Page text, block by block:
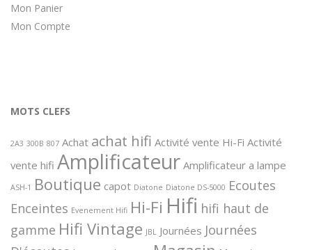
Mon Panier
Mon Compte
MOTS CLEFS
2A3 300B 807 Achat achat hifi Activité vente Hi-Fi Activité
vente hifi Amplificateur Amplificateur a lampe
ASH-1 Boutique capot Diatone Diatone DS-5000 Ecoutes
Enceintes Evenement Hifi Hi-Fi Hifi hifi haut de
gamme Hifi Vintage JBL Journées Journées